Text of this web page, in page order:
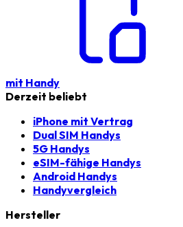
mit Handy
Derzeit beliebt
iPhone mit Vertrag
Dual SIM Handys
5G Handys
eSIM-fähige Handys
Android Handys
Handyvergleich
Hersteller